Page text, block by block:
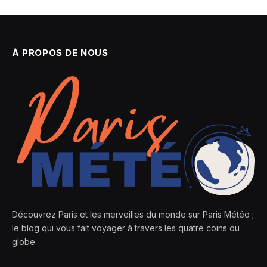
À PROPOS DE NOUS
Découvrez Paris et les merveilles du monde sur Paris Météo ;
le blog qui vous fait voyager à travers les quatre coins du
globe.